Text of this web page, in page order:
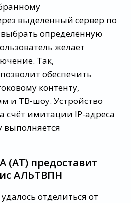
выделенный сервер по
определённую
желает
Так,
обеспечить
контенту,
и ТВ-шоу. Устройство
счёт имитации IP-адреса
выполняется
(AT) предоставит
АЛЬТВПН
отделиться от